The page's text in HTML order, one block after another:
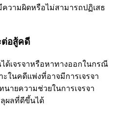
วามผิดหรือไม่สามารถปฏิเสธ
ต่อสู้คดี
ด้เจรจาหรือหาทางออกในกรณี
ในคดีแพ่งที่อาจมีการเจรจา
ายความช่วยในการเจรจา
ลุผลที่ดีขึ้นได้